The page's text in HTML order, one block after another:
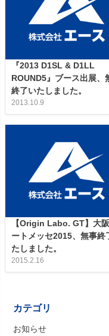
『2013 D1SL & D1LL
ROUND5』ブース出展、
終了いたしました。
2013.10.9
【Origin Labo. GT】大
ートメッセ2015、無事終
たしました。
2015.2.16
カテゴリ
お知らせ